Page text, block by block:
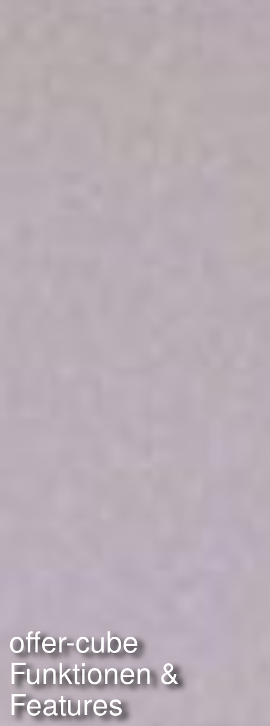
offer-cube
Funktionen &
Features